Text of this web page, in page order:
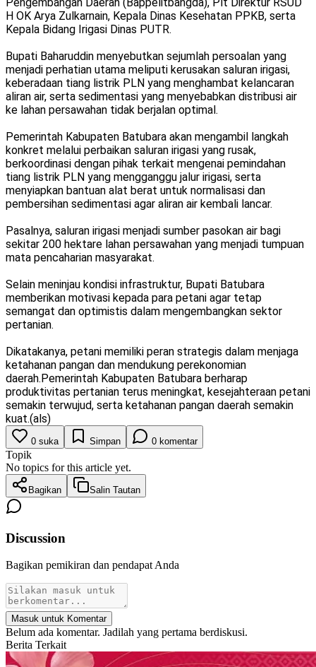
H OK Arya Zulkarnain, Kepala Dinas Kesehatan PPKB, serta
Kepala Bidang Irigasi Dinas PUTR.
Bupati Baharuddin menyebutkan sejumlah persoalan yang
menjadi perhatian utama meliputi kerusakan saluran irigasi,
keberadaan tiang listrik PLN yang menghambat kelancaran
aliran air, serta sedimentasi yang menyebabkan distribusi air
ke lahan persawahan tidak berjalan optimal.
Pemerintah Kabupaten Batubara akan mengambil langkah
konkret melalui perbaikan saluran irigasi yang rusak,
berkoordinasi dengan pihak terkait mengenai pemindahan
tiang listrik PLN yang mengganggu jalur irigasi, serta
menyiapkan bantuan alat berat untuk normalisasi dan
pembersihan sedimentasi agar aliran air kembali lancar.
Pasalnya, saluran irigasi menjadi sumber pasokan air bagi
sekitar 200 hektare lahan persawahan yang menjadi tumpuan
mata pencaharian masyarakat.
Selain meninjau kondisi infrastruktur, Bupati Batubara
memberikan motivasi kepada para petani agar tetap
semangat dan optimistis dalam mengembangkan sektor
pertanian.
Dikatakanya, petani memiliki peran strategis dalam menjaga
ketahanan pangan dan mendukung perekonomian
daerah.Pemerintah Kabupaten Batubara berharap
produktivitas pertanian terus meningkat, kesejahteraan petani
semakin terwujud, serta ketahanan pangan daerah semakin
kuat.(als)
0 suka Simpan 0 komentar
Topik
No topics for this article yet.
Bagikan Salin Tautan
Discussion
Bagikan pemikiran dan pendapat Anda
Masuk untuk Komentar
Belum ada komentar. Jadilah yang pertama berdiskusi.
Berita Terkait